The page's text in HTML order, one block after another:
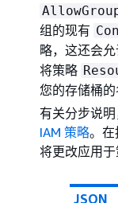
组的现有
略，这还会
将策略
您的存储桶的
有关分步说明
IAM 策略。在
将更改应用于
JSON